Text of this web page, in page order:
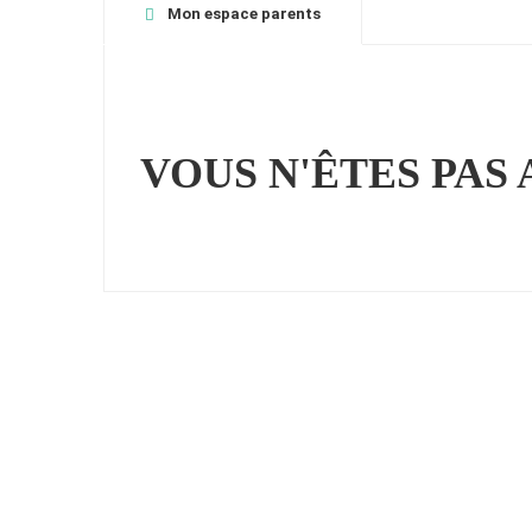
Mon espace parents
VOUS N'ÊTES PAS